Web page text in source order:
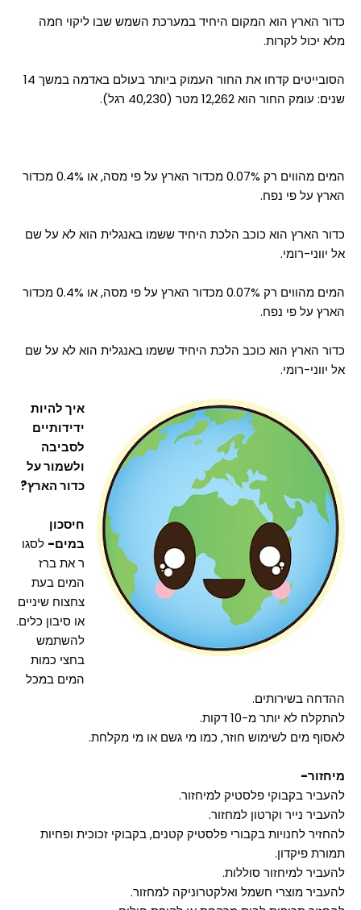
כדור הארץ הוא המקום היחיד במערכת השמש שבו ליקוי חמה
מלא יכול לקרות.
הסובייטים קדחו את החור העמוק ביותר בעולם באדמה במשך 14
שנים: עומק החור הוא 12,262 מטר (40,230 רגל).
המים מהווים רק 0.07% מכדור הארץ על פי מסה, או 0.4% מכדור
הארץ על פי נפח.
כדור הארץ הוא כוכב הלכת היחיד ששמו באנגלית הוא לא על שם
אל יווני-רומי.
המים מהווים רק 0.07% מכדור הארץ על פי מסה, או 0.4% מכדור
הארץ על פי נפח.
כדור הארץ הוא כוכב הלכת היחיד ששמו באנגלית הוא לא על שם
אל יווני-רומי.
איך להיות
ידידותיים
לסביבה
ולשמור על
כדור הארץ?
חיסכון
במים- לסגו
ר את ברז
המים בעת
צחצוח שיניים
או סיבון כלים.
להשתמש
בחצי כמות
המים במכל
ההדחה בשירותים.
להתקלח לא יותר מ-10 דקות.
לאסוף מים לשימוש חוזר, כמו מי גשם או מי מקלחת.
מיחזור-
להעביר בקבוקי פלסטיק למיחזור.
להעביר נייר וקרטון למחזור.
להחזיר לחנויות בקבורי פלסטיק קטנים, בקבוקי זכוכית ופחיות
תמורת פיקדון.
להעביר למיחזור סוללות.
להעביר מוצרי חשמל ואלקטרוניקה למחזור.